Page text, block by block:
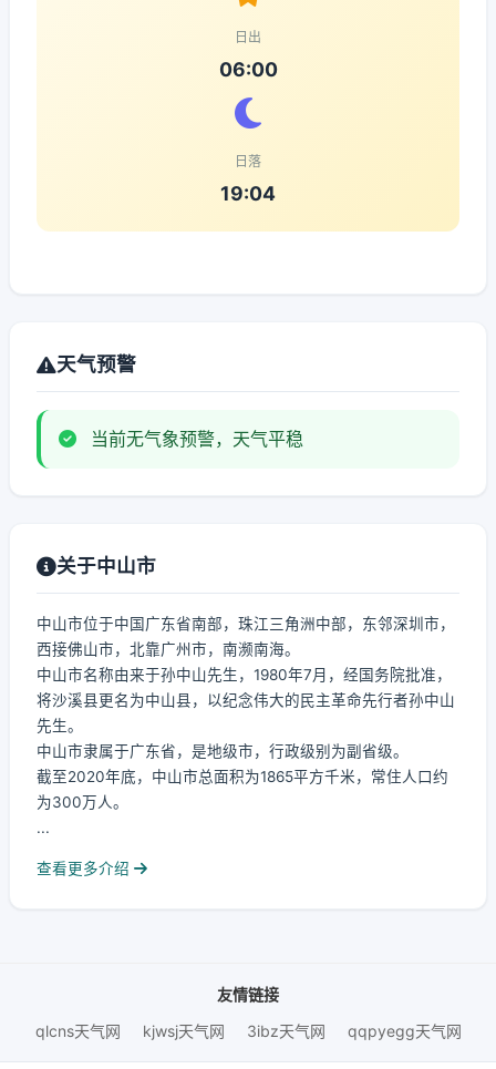
日出
06:00
日落
19:04
天气预警
当前无气象预警，天气平稳
关于中山市
中山市位于中国广东省南部，珠江三角洲中部，东邻深圳市，
西接佛山市，北靠广州市，南濒南海。
中山市名称由来于孙中山先生，1980年7月，经国务院批准，
将沙溪县更名为中山县，以纪念伟大的民主革命先行者孙中山
先生。
中山市隶属于广东省，是地级市，行政级别为副省级。
截至2020年底，中山市总面积为1865平方千米，常住人口约
为300万人。
...
查看更多介绍
友情链接
qlcns天气网
kjwsj天气网 3ibz天气网 qqpyegg天气网